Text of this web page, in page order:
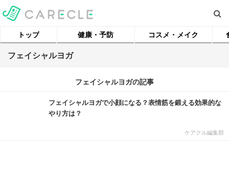
トップ 健康・予防 コスメ・メイク
フェイシャルヨガ
フェイシャルヨガの記事
フェイシャルヨガで小顔になる？表情筋を鍛える効果的な
やり方は？
ケアクル編集部